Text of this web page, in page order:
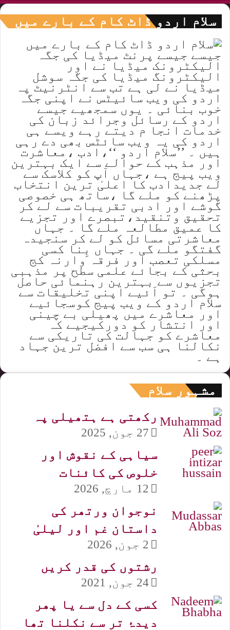
سلام اردو ڈاٹ کام کے بارے میں
جیسے جیسے پرنٹ میڈیا کی جگہ
الیکٹرونک میڈیا نے اور
الیکٹرونگ میڈیا کی جگہ سوشل
میڈیا نے لی ہے تب سے انٹرنیٹ پہ
اردو کی ویب سائیٹس نے اپنی جگہ
خوب بنائی ۔ یوں سمجھیے جیسے
اردو کے رسائل وجرائد زبان کی
خدمات انجا م دیتے رہے ویسے ہی
اردو کی یہ ویب سائٹس بھی دے رہی
ہیں ۔ ’’سلام اردو ‘‘،ادب ،معاشرت
اور مذہب کے حوالے سے ایک بہترین
ویب پیج ہے ،جہاں آپ کو کلاسک سے
لے جدیدادب کا اعلیٰ ترین انتخاب
پڑھنے کو ملے گا ،ساتھ ہی خصوصی
گوشے اور ادبی تقریبات سے لے کر
تحقیق وتنقید،تبصرے اور تجزیے
کا عمیق مطالعہ ملے گا ۔ جہاں
معاشرتی مسائل کو لے کر سنجیدہ
گفتگو ملے گی ۔ جہاں بِنا کسی
مسلکی تعصب اور فرقہ وارنہ کج
بحثی کے بجائے علمی سطح پر مذہبی
تجزیوں سے بہترین رہنمائی حاصل
ہوگی ۔ تو آئیے اپنی تخلیقات سے
سلام اردو کے ویب پیج کوسجائیے
اور معاشرے میں پھیلی بے چینی
اور انتشار کو دورکیجیے کہ
معاشرے کو جہالت کی تاریکی سے
نکالنا ہی سب سے افضل ترین جہاد
ہے ۔
مشہور سلام
رکھتی ہے ہتھیلی پہ
27 جون, 2025
سیاہی کے نقوش اور
خلوص کی کائنات
12 مارچ, 2026
نوجوان ورتھر کی
داستان غم اور لیلیٰ
2 جون, 2026
رشتوں کی قدر کریں
24 جون, 2021
کسی کے دل سے یا پھر
دیدۂ تر سے نکلنا تھا